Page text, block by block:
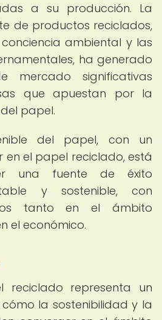
a su producción. La
de productos reciclados,
ambiental y las
ha generado
mercado significativas
que apuestan por la
papel.
del papel, con un
el papel reciclado, está
una fuente de éxito
y sostenible, con
tanto en el ámbito
el económico.
reciclado representa un
la sostenibilidad y la